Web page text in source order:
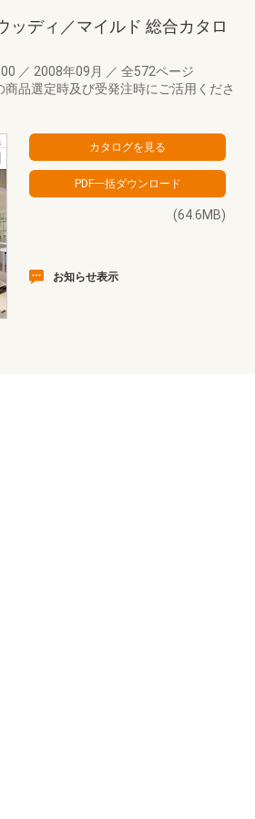
ッディ／マイルド 総合カタロ
／ 2008年09月 ／ 全572ページ
品選定時及び受発注時にご活用くださ
(64.6MB)
お知らせ表示